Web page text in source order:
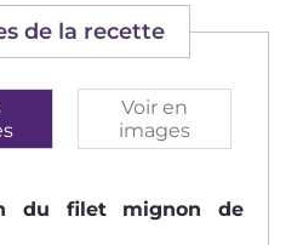
de la recette
Voir en
images
du filet mignon de